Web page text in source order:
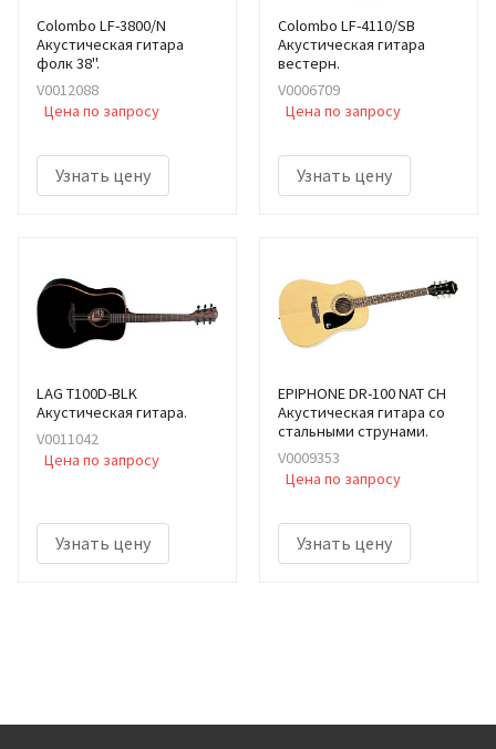
Colombo LF-3800/N
Акустическая гитара
фолк 38".
V0012088
Цена по запросу
Узнать цену
Colombo LF-4110/SB
Акустическая гитара
вестерн.
V0006709
Цена по запросу
Узнать цену
LAG T100D-BLK
Акустическая гитара.
V0011042
Цена по запросу
Узнать цену
EPIPHONE DR-100 NAT CH
Акустическая гитара со
стальными струнами.
V0009353
Цена по запросу
Узнать цену